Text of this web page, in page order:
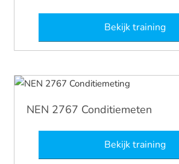
Bekijk training
NEN 2767 Conditiemeten
Bekijk training